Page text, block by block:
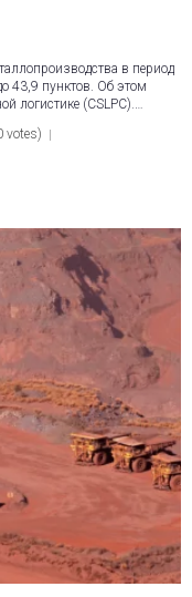
в период
43,9 пунктов. Об этом
логистике (CSLPC).…
votes)